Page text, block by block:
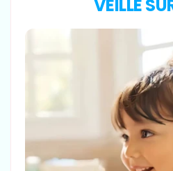
VEILLE